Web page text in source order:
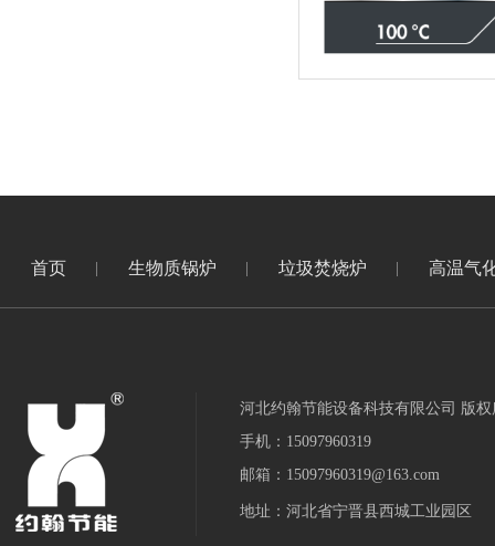
首页 生物质锅炉 垃圾焚烧炉 高温气
河北约翰节能设备科技有限公司 版权
手机：15097960319
邮箱：15097960319@163.com
地址：河北省宁晋县西城工业园区